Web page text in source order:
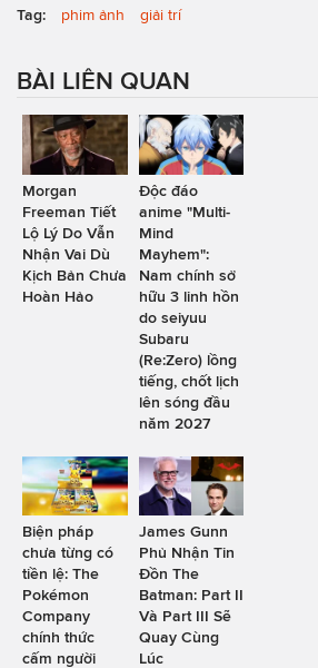
Tag: phim ảnh giải trí
BÀI LIÊN QUAN
Morgan
Freeman Tiết
Lộ Lý Do Vẫn
Nhận Vai Dù
Kịch Bản Chưa
Hoàn Hảo
Độc đáo
anime "Multi-
Mind
Mayhem":
Nam chính sở
hữu 3 linh hồn
do seiyuu
Subaru
(Re:Zero) lồng
tiếng, chốt lịch
lên sóng đầu
năm 2027
Biện pháp
chưa từng có
tiền lệ: The
Pokémon
Company
chính thức
cấm người
James Gunn
Phủ Nhận Tin
Đồn The
Batman: Part II
Và Part III Sẽ
Quay Cùng
Lúc